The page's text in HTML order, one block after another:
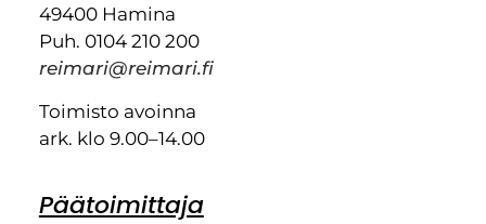
49400 Hamina
Puh. 0104 210 200
reimari@reimari.fi
Toimisto avoinna
ark. klo 9.00–14.00
Päätoimittaja